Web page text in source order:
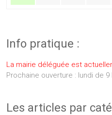
Info pratique :
La mairie déléguée est
Prochaine ouverture : lundi de 9
Les articles par